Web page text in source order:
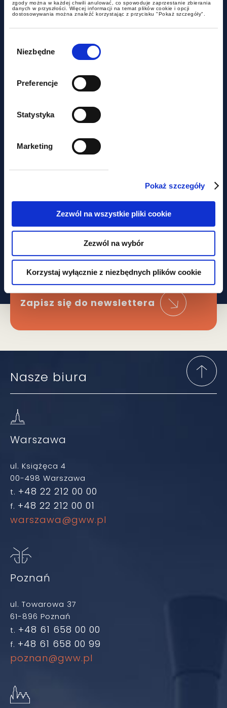
zgody można w każdej chwili anulować, co spowoduje zaprzestanie zbierania
danych w przyszłości. Więcej informacji na temat plików cookie i opcji
dostosowywania można znaleźć korzystając z przycisku "Pokaż szczegóły".
zgody
Niezbędne
Preferencje
Statystyka
Marketing
Pokaż szczegóły
Zezwól na wszystkie pliki cookie
Zezwól na wybór
Korzystaj wyłącznie z niezbędnych plików cookie
Nadchodzą zmiany w cenach
transferowych
Obawiasz się,
że ominą Cię
najważniejsze zmiany
W prawie?
Zapisz się do newslettera
Nasze biura
Warszawa
ul. Książęca 4
00-498 Warszawa
t. +48 22 212 00 00
f. +48 22 212 00 01
warszawa@gww.pl
Poznań
ul. Towarowa 37
61-896 Poznań
t. +48 61 658 00 00
f. +48 61 658 00 99
poznan@gww.pl